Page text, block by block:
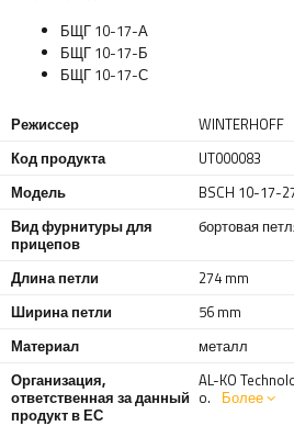
БЩГ 10-17-А
БЩГ 10-17-Б
БЩГ 10-17-С
Режиссер
WINTERHOFF
Код продукта
UT000083
Модель
BSCH 10-17-
Вид фурнитуры для
прицепов
бортовая
Длина петли
274 mm
Ширина петли
56 mm
Материал
металл
Организация,
ответственная за данный
продукт в ЕС
AL-KO
o. Более